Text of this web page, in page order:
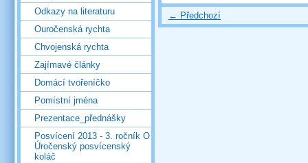
← Předchozí
Odkazy na literaturu
Ouročenská rychta
Chvojenská rychta
Zajímavé články
Domácí tvořeníčko
Pomístní jména
Prezentace_přednášky
Posvícení 2013 - 3. ročník O
Úročenský posvícenský
koláč